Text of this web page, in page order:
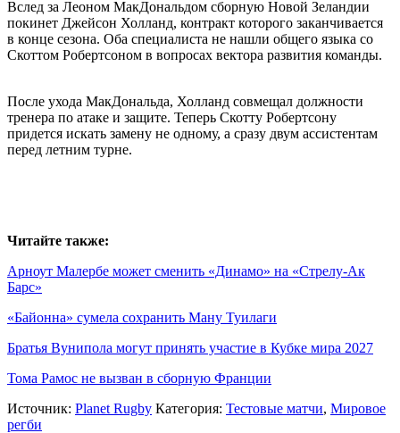
Вслед за Леоном МакДональдом сборную Новой Зеландии
покинет Джейсон Холланд, контракт которого заканчивается
в конце сезона. Оба специалиста не нашли общего языка со
Скоттом Робертсоном в вопросах вектора развития команды.
После ухода МакДональда, Холланд совмещал должности
тренера по атаке и защите. Теперь Скотту Робертсону
придется искать замену не одному, а сразу двум ассистентам
перед летним турне.
Читайте также:
Арноут Малербе может сменить «Динамо» на «Стрелу-Ак
Барс»
«Байонна» сумела сохранить Ману Туилаги
Братья Вунипола могут принять участие в Кубке мира 2027
Тома Рамос не вызван в сборную Франции
Источник: Planet Rugby Категория: Тестовые матчи, Мировое
регби